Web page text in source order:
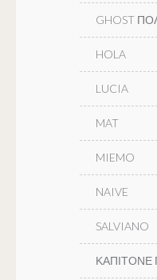
GHOST
HOLA
LUCIA
MAT
MIEMO
NAIVE
SALVIANO
ΚΑΠΙΤΟΝΕ